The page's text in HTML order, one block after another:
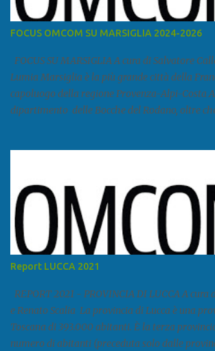
FOCUS OMCOM SU MARSIGLIA 2024-2026
FOCUS SU MARSIGLIA A cura di Salvatore
Lumia Marsiglia è la più grande città della
capoluogo della regione Provenza-Alpi-Costa
dipartimento delle Bocche del Rodano, oltre
come area metropolitana. Studiare quanto
molto importante per la geopolitica
Marsiglia ha il porto in asse con la Corsica,
Napoli e le banlieu gemellate con le periferie
rapporto della DCSA è uno dei principali scali
sudamerica, in particolare Ecuador e Cile.
multietnica, con un 40 per cento di islamici e
nonostante il forte tasso di criminalità che
emerge a prescindere dalla religione una forte
Report LUCCA 2021
REPORT 2021 - PROVINCIA DI LUCCA A
e Renato Scalia La provincia di Lucca è una
Toscana di 393.000 abitanti. È la terza
numero di abitanti (preceduta solo dalle